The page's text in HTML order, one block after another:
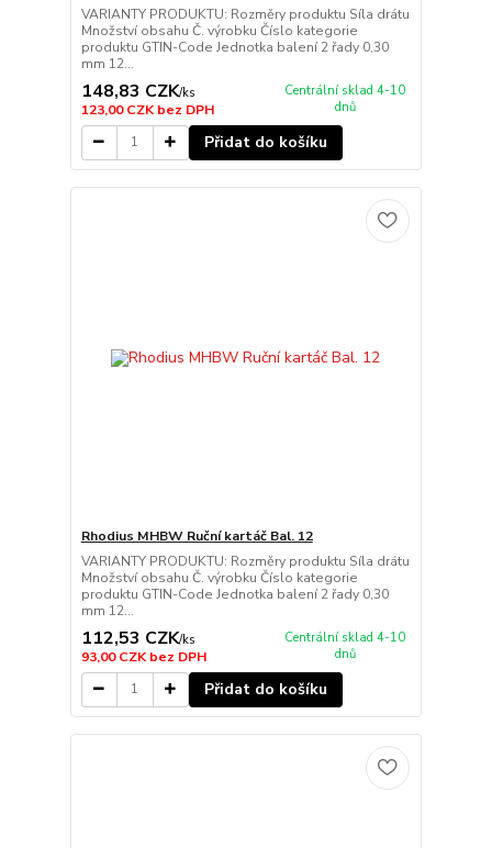
VARIANTY PRODUKTU: Rozměry produktu Síla drátu
Množství obsahu Č. výrobku Číslo kategorie
produktu GTIN-Code Jednotka balení 2 řady 0,30
mm 12...
148,83 CZK/ks
123,00 CZKbez DPH
Centrální sklad 4-10
dnů
Přidat do košíku
Rhodius MHBW Ruční kartáč Bal. 12
VARIANTY PRODUKTU: Rozměry produktu Síla drátu
Množství obsahu Č. výrobku Číslo kategorie
produktu GTIN-Code Jednotka balení 2 řady 0,30
mm 12...
112,53 CZK/ks
93,00 CZKbez DPH
Centrální sklad 4-10
dnů
Přidat do košíku